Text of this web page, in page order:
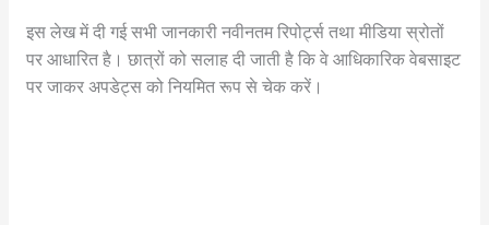
इस लेख में दी गई सभी जानकारी नवीनतम रिपोर्ट्स तथा मीडिया स्रोतों
पर आधारित है। छात्रों को सलाह दी जाती है कि वे आधिकारिक वेबसाइट
पर जाकर अपडेट्स को नियमित रूप से चेक करें।